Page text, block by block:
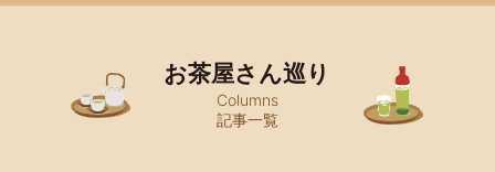
お茶屋さん巡り
Columns
記事一覧